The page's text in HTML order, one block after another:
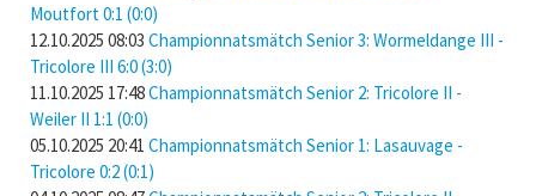
Moutfort 0:1 (0:0)
12.10.2025 08:03 Championnatsmätch Senior 3: Wormeldange III -
Tricolore III 6:0 (3:0)
11.10.2025 17:48Championnatsmätch Senior 2: Tricolore II -
Weiler II 1:1 (0:0)
05.10.2025 20:41 Championnatsmätch Senior 1: Lasauvage -
Tricolore 0:2 (0:1)